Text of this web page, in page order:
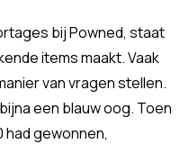
bij Powned, staat
items maakt. Vaak
van vragen stellen.
een blauw oog. Toen
had gewonnen,